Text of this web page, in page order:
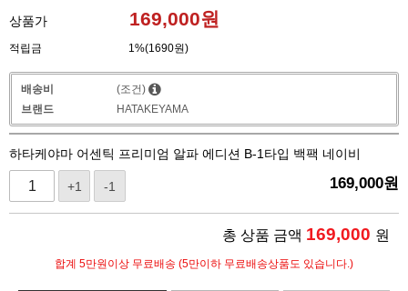
상품가
169,000원
적립금 1%(1690원)
배송비
(조건)
브랜드
HATAKEYAMA
하타케야마 어센틱 프리미엄 알파 에디션 B-1타입 백팩 네이비
+1 -1 169,000원
총 상품 금액 169,000 원
합계 5만원이상 무료배송 (5만이하 무료배송상품도 있습니다.)